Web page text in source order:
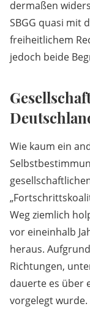
dermaßen
SBGG quasi mit
freiheitlichem
jedoch beide
Wie kaum ein
Weg ziemlich
vor eineinhalb
heraus.
Richtungen,
dauerte es über
vorgelegt wurde.